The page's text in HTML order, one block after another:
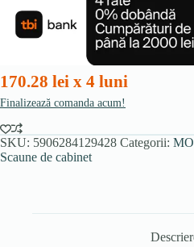
piele
sintetică
170.28 lei x 4 luni
Finalizează comanda acum!
SKU: 5906284129428 Categorii:
Scaune de cabinet